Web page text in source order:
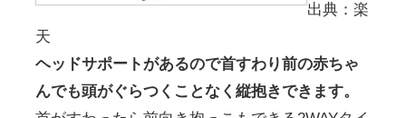
出典：楽
天
ヘッドサポートがあるので首すわり前の赤ちゃ
んでも頭がぐらつくことなく縦抱きできます。